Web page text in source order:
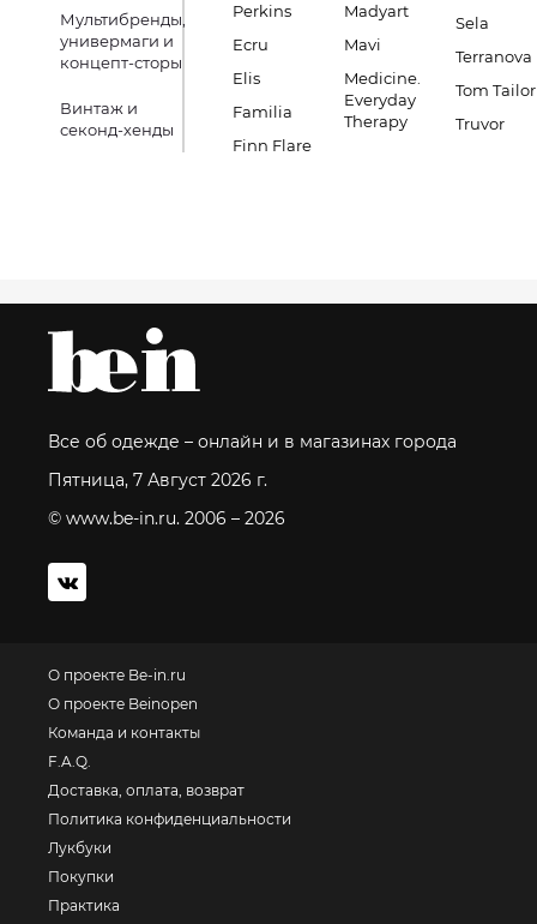
Мультибренды,
универмаги и
концепт-сторы
Винтаж и
секонд-хенды
Perkins
Ecru
Elis
Familia
Finn Flare
Madyart
Mavi
Medicine.
Everyday
Therapy
Sela
Terranova
Tom Tailor
Truvor
Все об одежде – онлайн и в магазинах города
Пятница, 7 Август 2026 г.
© www.be-in.ru. 2006 – 2026
О проекте Be-in.ru
О проекте Beinopen
Команда и контакты
F.A.Q.
Доставка, оплата, возврат
Политика конфиденциальности
Лукбуки
Покупки
Практика